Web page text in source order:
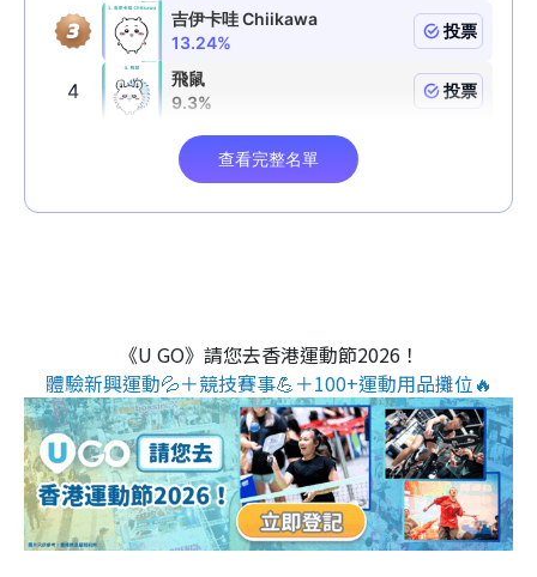
《U GO》請您去香港運動節2026！
體驗新興運動💦＋競技賽事💪＋100+運動用品攤位🔥